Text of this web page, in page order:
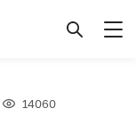
14060